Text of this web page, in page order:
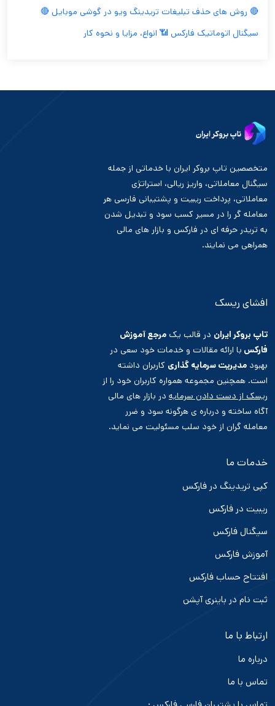
🔴 روش های حذف تبلیغات تریدینگ ویو در گوشی موبایل 🔴
سیگنال اتوماتیک فارکس 📶 انواع، مزایا و نحوه کار
متخصصین تاپ بروکر ایران با خدماتی از جمله
سیگنال معاملاتی، واریز ریالی، استراتژی
معاملاتی، پرداخت ریبیت و پشتیبانی فارسی هر
معامله گر را در مسیر کسب سود و تبدیل شدن
به تریدر حرفه ای در فارکس و بازار های مالی
همراهی می نمایند.
افشای ریسک
تاپ بروکر ایران در قالب یک مرجع آموزش
فارکس با ارائه مقالات و خدمات خود سعی در
بهبود مدیریت سرمایه گذاری کاربران داشته
است. همچنین مجموعه همواره کاربران خود را از
ریسک از دست دادن سرمایه در بازار های مالی
آگاه ساخته و درباره ی هرگونه سود و ضرر
معامله گران از خود سلب مسئولیت می نماید.
خدمات ما
کپی تریدینگ در فارکس
ریبیت در فارکس
سیگنال فارکس
آموزش فارکس
افتتاح حساب فارکس
ثبت نام در باینری آپشن
ارتباط با ما
درباره ما
تماس با ما